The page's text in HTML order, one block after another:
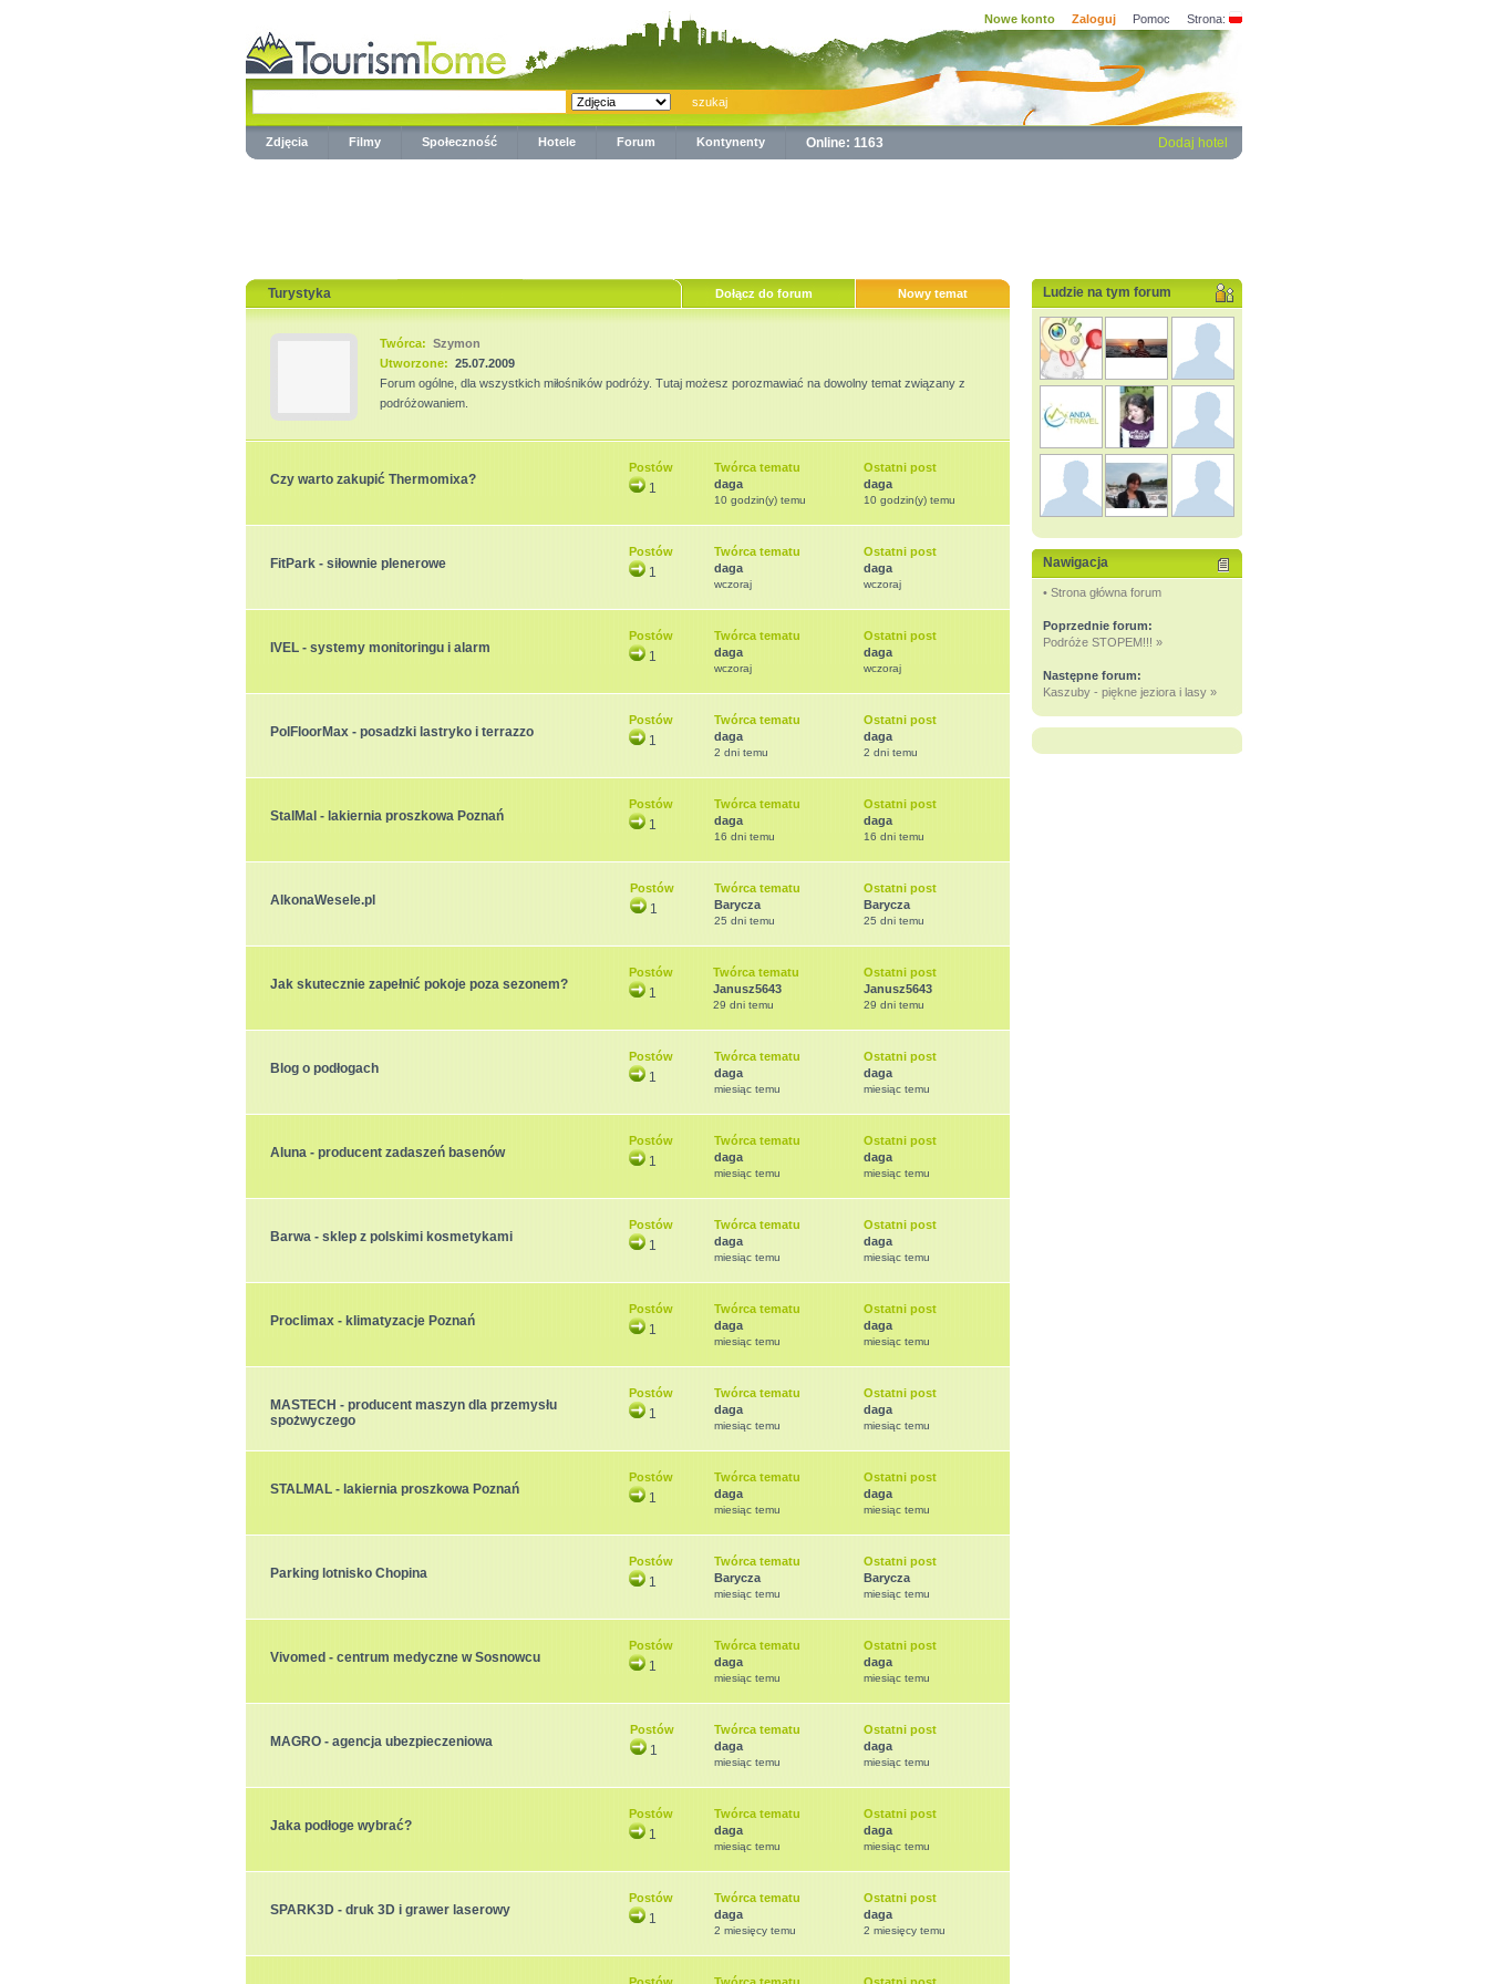
Nowe konto Zaloguj Pomoc Strona:
Zdjęcia Filmy Społeczność Hotele Forum Kontynenty Online: 1163 Dodaj hotel
Turystyka Dołącz do forum Nowy temat
Twórca: Szymon
Utworzone: 25.07.2009
Forum ogólne, dla wszystkich miłośników podróży. Tutaj możesz porozmawiać na dowolny temat związany z
podróżowaniem.
Czy warto zakupić Thermomixa?
Postów
1
Twórca tematu
daga
10 godzin(y) temu
Ostatni post
daga
10 godzin(y) temu
FitPark - siłownie plenerowe
Postów
1
Twórca tematu
daga
wczoraj
Ostatni post
daga
wczoraj
IVEL - systemy monitoringu i alarm
Postów
1
Twórca tematu
daga
wczoraj
Ostatni post
daga
wczoraj
PolFloorMax - posadzki lastryko i terrazzo
Postów
1
Twórca tematu
daga
2 dni temu
Ostatni post
daga
2 dni temu
StalMal - lakiernia proszkowa Poznań
Postów
1
Twórca tematu
daga
16 dni temu
Ostatni post
daga
16 dni temu
AlkonaWesele.pl
Postów
1
Twórca tematu
Barycza
25 dni temu
Ostatni post
Barycza
25 dni temu
Jak skutecznie zapełnić pokoje poza sezonem?
Postów
1
Twórca tematu
Janusz5643
29 dni temu
Ostatni post
Janusz5643
29 dni temu
Blog o podłogach
Postów
1
Twórca tematu
daga
miesiąc temu
Ostatni post
daga
miesiąc temu
Aluna - producent zadaszeń basenów
Postów
1
Twórca tematu
daga
miesiąc temu
Ostatni post
daga
miesiąc temu
Barwa - sklep z polskimi kosmetykami
Postów
1
Twórca tematu
daga
miesiąc temu
Ostatni post
daga
miesiąc temu
Proclimax - klimatyzacje Poznań
Postów
1
Twórca tematu
daga
miesiąc temu
Ostatni post
daga
miesiąc temu
MASTECH - producent maszyn dla przemysłu
spożwyczego
Postów
1
Twórca tematu
daga
miesiąc temu
Ostatni post
daga
miesiąc temu
STALMAL - lakiernia proszkowa Poznań
Postów
1
Twórca tematu
daga
miesiąc temu
Ostatni post
daga
miesiąc temu
Parking lotnisko Chopina
Postów
1
Twórca tematu
Barycza
miesiąc temu
Ostatni post
Barycza
miesiąc temu
Vivomed - centrum medyczne w Sosnowcu
Postów
1
Twórca tematu
daga
miesiąc temu
Ostatni post
daga
miesiąc temu
MAGRO - agencja ubezpieczeniowa
Postów
1
Twórca tematu
daga
miesiąc temu
Ostatni post
daga
miesiąc temu
Jaka podłoge wybrać?
Postów
1
Twórca tematu
daga
miesiąc temu
Ostatni post
daga
miesiąc temu
SPARK3D - druk 3D i grawer laserowy
Postów
1
Twórca tematu
daga
2 miesięcy temu
Ostatni post
daga
2 miesięcy temu
Ludzie na tym forum
Nawigacja
• Strona główna forum
Poprzednie forum:
Podróże STOPEM!!! »
Następne forum:
Kaszuby - piękne jeziora i lasy »